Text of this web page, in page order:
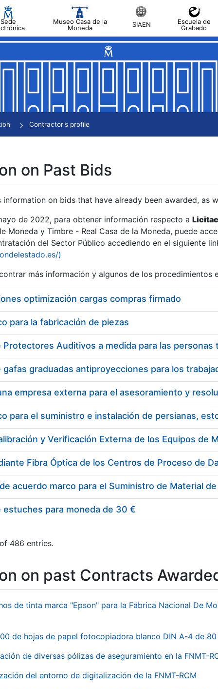
Sede
Museo Casa de la
Moneda
SIAEN
Escuela de
Grabado
Contractor's profile
on Past Bids
on bids that have already been awarded, as
de 2022, para obtener información respecto a
Moneda y Timbre - Real Casa de la Moneda, puede
del Sector Público accediendo en el siguiente
)
más información y algunos de los procedimientos
optimización cargas compras firmado
para la fabricación de piezas
para el suministro e instalación de persianas,
estuches para moneda de 30 €
486 entries.
on past Contracts
de tinta marca "Epson" para la Fábrica Nacional De
de hojas de papel fotocopiadora blanco DIN A-4 de
de diversas pólizas de aseguramiento en la FNMT-
del entorno de digitalización de la FNMT-RCM